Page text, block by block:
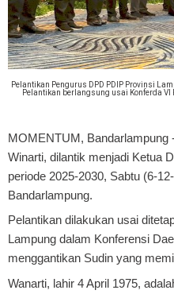
Pelantikan Pengurus DPD PDIP Provinsi
Pelantikan berlangsung usai Konferda
MOMENTUM, Bandarlampung
Winarti, dilantik menjadi Ketua
periode 2025-2030, Sabtu (6-
Bandarlampung.
Pelantikan dilakukan usai
Lampung dalam Konferensi
menggantikan Sudin yang
Wanarti, lahir 4 April 1975,